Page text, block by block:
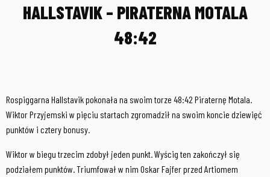
HALLSTAVIK – PIRATERNA MOTALA
48:42
Rospiggarna Hallstavik pokonała na swoim torze 48:42 Piraternę Motala.
Wiktor Przyjemski w pięciu startach zgromadził na swoim koncie dziewięć
punktów i cztery bonusy.
Wiktor w biegu trzecim zdobył jeden punkt. Wyścig ten zakończył się
podziałem punktów. Triumfował w nim Oskar Fajfer przed Artiomem